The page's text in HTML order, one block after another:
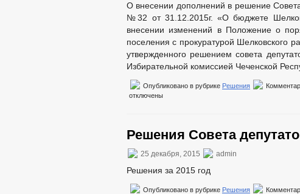
СВЕДЕНИЯ О ДОХОДАХ, РАСХОДАХ, ОБ
КОМИССИЯ ПО СОБЛЮДЕНИЮ
ОБРАТНАЯ СВЯЗЬ ДЛЯ СООБЩЕНИЙ О
ПРАВОВЫЕ АКТЫ
УСТАВ РЕЕСТР НПА
ПРОЕКТЫ К ОБСУЖДЕНИЮ
ПРОЕКТЫ
РАСПОРЯЖЕНИЯ МЭРИИ
РЕШЕНИЯ
ФЕДЕРАЛЬНЫЕ ЗАКОНЫ
БЮДЖЕТ ПО ГОДАМ
ОТЧЕТ ОБ ИСПОЛНЕНИИ БЮДЖЕТА
О внесении дополнений в решение
№32 от 31.12.2015г. «О бюджете
внесении изменений в Положение о
поселения с прокуратурой Шелковского
утвержденного решением совета
Избирательной комиссией Чеченской
Опубликовано в рубрике Решения
отключены
Решения Совета
25 декабря, 2015 admin
Решения за 2015 год
Опубликовано в рубрике Решения